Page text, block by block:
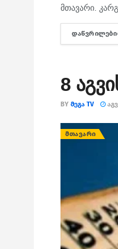
მთავარი.
8
BY ᲛᲔᲒᲐ TV
ᲛᲗᲐᲕᲐᲠᲘ